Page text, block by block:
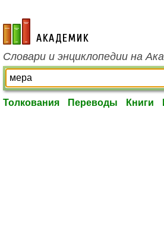
academic.ru
Словари и энциклопедии на
Толкования Переводы Книги